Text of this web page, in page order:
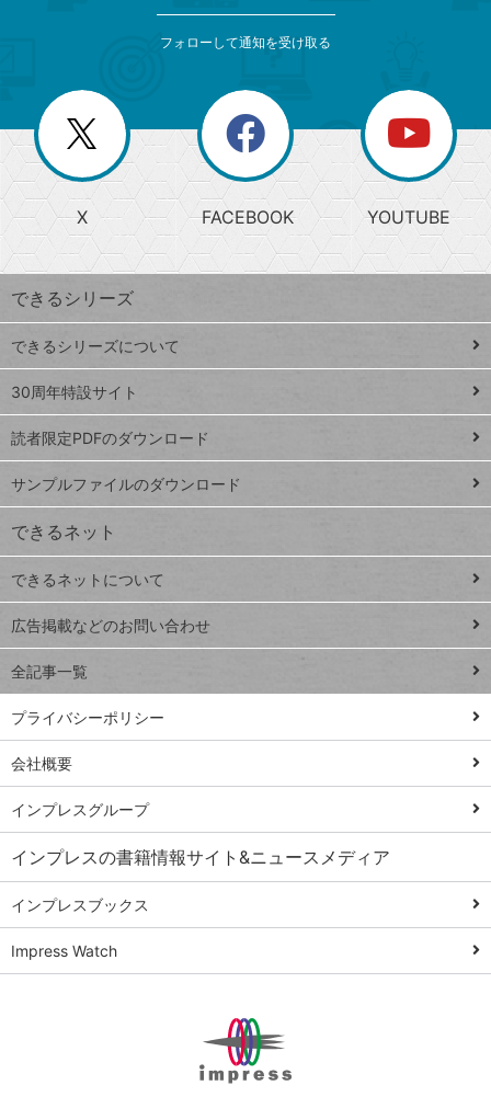
じ
る
search
検
索
上
昇
ワ
ー
ド
Google
スプレ
ッドシ
ート
iPhone
VLOOKUP
close
閉じ
る
閉
じ
る
ー
か
ら
探
す
ト
ッ
プ
ペ
ジ
連載
Excel Q&A
トイアンナ流仕
事術
PowerAutomate
ではじめる業務
の完全自動化
AI議事録作成術
Windows 11
Q&A
Teams踏み込み
活用術
Excel講師の仕事
術
フォローして通知を受け取る
X FACEBOOK YOUTUBE
できるシリーズ
できるシリーズについて
30周年特設サイト
読者限定PDFのダウンロード
サンプルファイルのダウンロード
できるネット
できるネットについて
広告掲載などのお問い合わせ
全記事一覧
プライバシーポリシー
会社概要
インプレスグループ
インプレスの書籍情報サイト&ニュースメディア
インプレスブックス
Impress Watch